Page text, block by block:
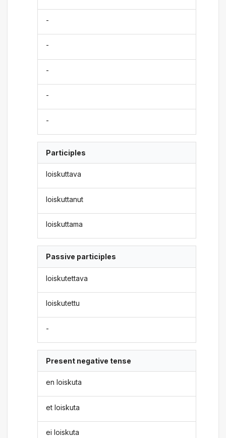
-
-
-
-
-
Participles
loiskuttava
loiskuttanut
loiskuttama
Passive participles
loiskutettava
loiskutettu
-
Present negative tense
en loiskuta
et loiskuta
ei loiskuta